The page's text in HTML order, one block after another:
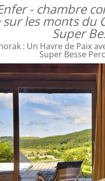
- chambre
sur les monts du
Super
: Un Havre de Paix
Super Besse